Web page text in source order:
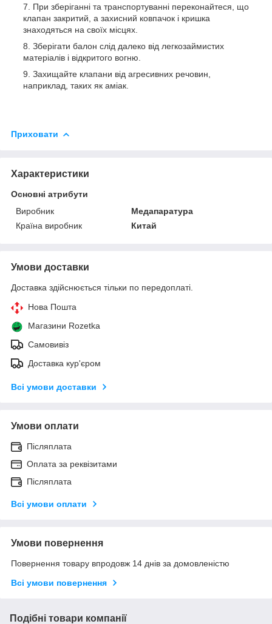
При зберіганні та транспортуванні переконайтеся, що
клапан закритий, а захисний ковпачок і кришка
знаходяться на своїх місцях.
Зберігати балон слід далеко від легкозаймистих
матеріалів і відкритого вогню.
Захищайте клапани від агресивних речовин,
наприклад, таких як аміак.
Приховати
Характеристики
Основні атрибути
Виробник
Медапаратура
Країна виробник
Китай
Умови доставки
Доставка здійснюється тільки по передоплаті.
Нова Пошта
Магазини Rozetka
Самовивіз
Доставка кур'єром
Всі умови доставки
Умови оплати
Післяплата
Оплата за реквізитами
Післяплата
Всі умови оплати
Умови повернення
Повернення товару впродовж 14 днів за домовленістю
Всі умови повернення
Подібні товари компанії